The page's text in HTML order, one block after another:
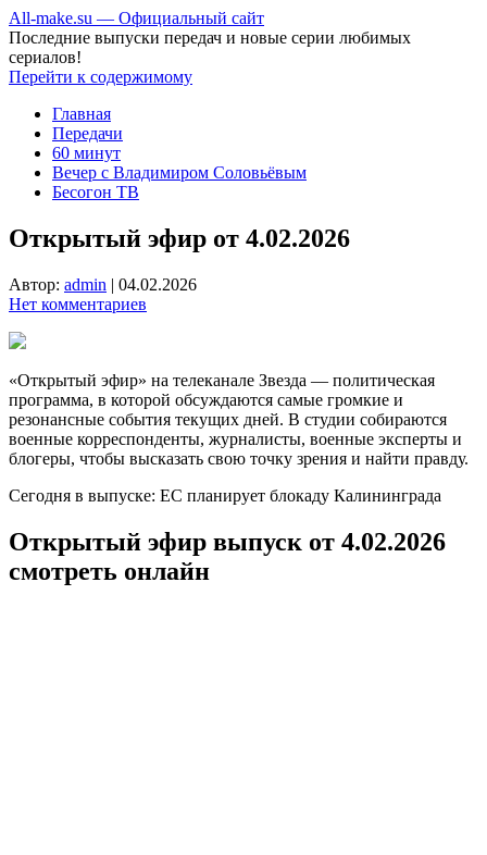
All-make.su — Официальный сайт
Последние выпуски передач и новые серии любимых
сериалов!
Перейти к содержимому
Главная
Передачи
60 минут
Вечер с Владимиром Соловьёвым
Бесогон ТВ
Открытый эфир от 4.02.2026
Автор: admin | 04.02.2026
Нет комментариев
«Открытый эфир» на телеканале Звезда — политическая
программа, в которой обсуждаются самые громкие и
резонансные события текущих дней. В студии собираются
военные корреспонденты, журналисты, военные эксперты и
блогеры, чтобы высказать свою точку зрения и найти правду.
Сегодня в выпуске: ЕС планирует блокаду Калининграда
Открытый эфир выпуск от 4.02.2026
смотреть онлайн